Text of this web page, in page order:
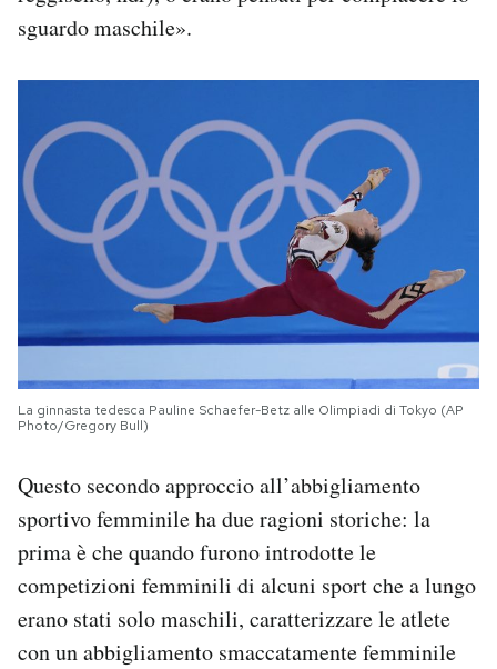
sguardo maschile».
La ginnasta tedesca Pauline Schaefer-Betz alle Olimpiadi di Tokyo (AP
Photo/Gregory Bull)
Questo secondo approccio all’abbigliamento
sportivo femminile ha due ragioni storiche: la
prima è che quando furono introdotte le
competizioni femminili di alcuni sport che a lungo
erano stati solo maschili, caratterizzare le atlete
con un abbigliamento smaccatamente femminile